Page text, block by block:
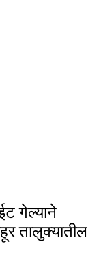
गेल्याने
तालुक्यातील